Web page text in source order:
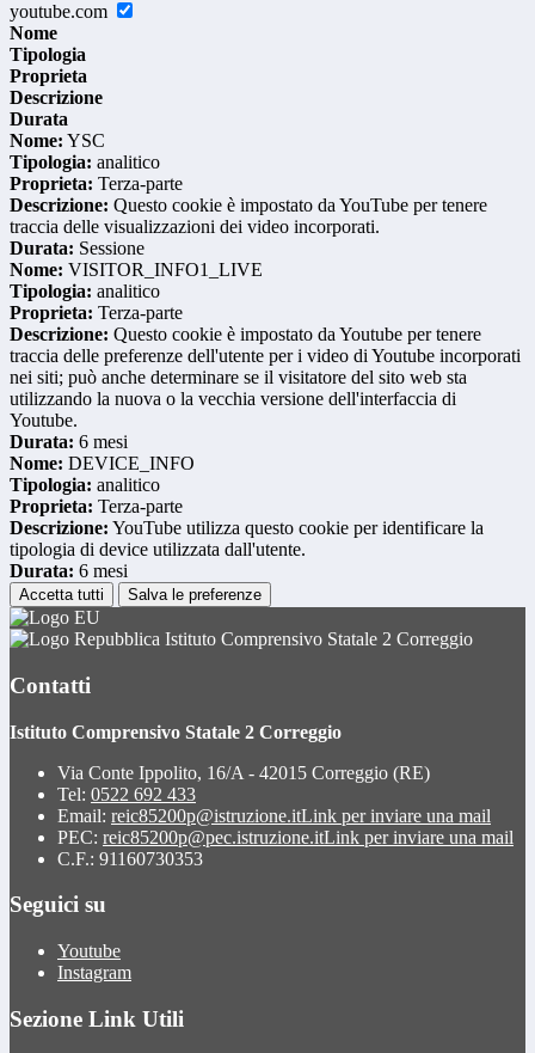
youtube.com
Nome
Tipologia
Proprieta
Descrizione
Durata
Nome: YSC
Tipologia: analitico
Proprieta: Terza-parte
Descrizione: Questo cookie è impostato da YouTube per tenere
traccia delle visualizzazioni dei video incorporati.
Durata: Sessione
Nome: VISITOR_INFO1_LIVE
Tipologia: analitico
Proprieta: Terza-parte
Descrizione: Questo cookie è impostato da Youtube per tenere
traccia delle preferenze dell'utente per i video di Youtube incorporati
nei siti; può anche determinare se il visitatore del sito web sta
utilizzando la nuova o la vecchia versione dell'interfaccia di
Youtube.
Durata: 6 mesi
Nome: DEVICE_INFO
Tipologia: analitico
Proprieta: Terza-parte
Descrizione: YouTube utilizza questo cookie per identificare la
tipologia di device utilizzata dall'utente.
Durata: 6 mesi
Accetta tutti Salva le preferenze
Istituto Comprensivo Statale 2 Correggio
Contatti
Istituto Comprensivo Statale 2 Correggio
Via Conte Ippolito, 16/A - 42015 Correggio (RE)
Tel: 0522 692 433
Email: reic85200p@istruzione.itLink per inviare una mail
PEC: reic85200p@pec.istruzione.itLink per inviare una mail
C.F.: 91160730353
Seguici su
Youtube
Instagram
Sezione Link Utili